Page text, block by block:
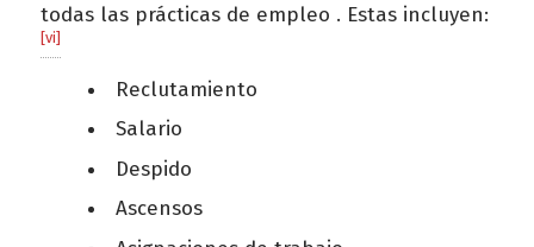
todas las prácticas de empleo . Estas incluyen:
[vi]
Reclutamiento
Salario
Despido
Ascensos